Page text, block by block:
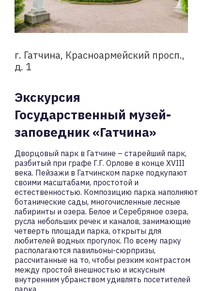
г. Гатчина, Красноармейский просп.,
д. 1
Экскурсия
Государственный музей-
заповедник «Гатчина»
Дворцовый парк в Гатчине – старейший парк,
разбитый при графе Г.Г. Орлове в конце XVIII
века. Пейзажи в Гатчинском парке подкупают
своими масштабами, простотой и
естественностью. Композицию парка наполняют
ботанические сады, многочисленные лесные
лабиринты и озера. Белое и Серебряное озера,
русла небольших речек и каналов, занимающие
четверть площади парка, открыты для
любителей водных прогулок. По всему парку
располагаются павильоны-сюрпризы,
рассчитанные на то, чтобы резким контрастом
между простой внешностью и искусным
внутренним убранством удивлять посетителей
парка.